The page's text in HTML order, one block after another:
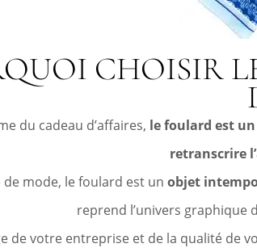
CHOISIR
du cadeau d’affaires, le foulard est un
retranscrire
de mode, le foulard est un objet
reprend l’univers
de votre entreprise et de la qualité de